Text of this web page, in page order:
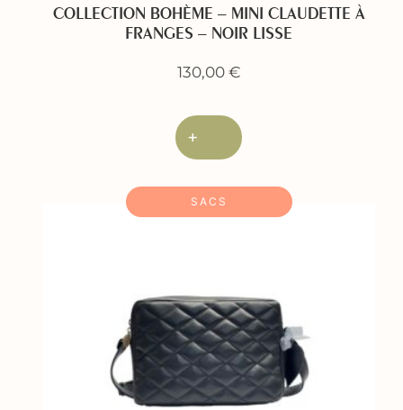
COLLECTION BOHÈME – MINI CLAUDETTE À
FRANGES – NOIR LISSE
130,00€
+
SACS